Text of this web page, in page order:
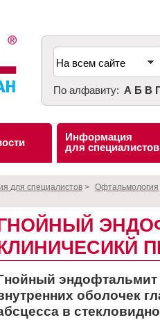
По алфавиту: А Б В
Информация
для специалистов
для специалистов > Офтальмология
эндофтальмит
оболочек
в